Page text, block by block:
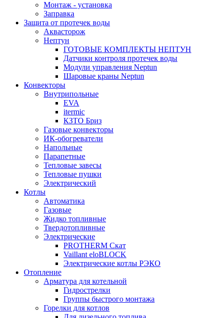
Монтаж - установка
Заправка
Защита от протечек воды
Аквасторож
Нептун
ГОТОВЫЕ КОМПЛЕКТЫ НЕПТУН
Датчики контроля протечек воды
Модули управления Neptun
Шаровые краны Neptun
Конвекторы
Внутрипольные
EVA
itermic
КЗТО Бриз
Газовые конвекторы
ИК-обогреватели
Напольные
Парапетные
Тепловые завесы
Тепловые пушки
Электрический
Котлы
Автоматика
Газовые
Жидко топливные
Твердотопливные
Электрические
PROTHERM Скат
Vaillant eloBLOCK
Электрические котлы РЭКО
Отопление
Арматура для котельной
Гидрострелки
Группы быстрого монтажа
Горелки для котлов